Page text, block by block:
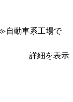
自動車系工場で
詳細を表示